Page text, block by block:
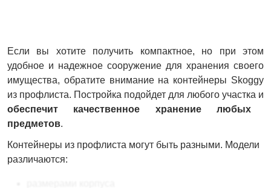
Если вы хотите получить компактное, но при этом
удобное и надежное сооружение для хранения своего
имущества, обратите внимание на контейнеры Skoggy
из профлиста. Постройка подойдет для любого участка и
обеспечит качественное хранение любых
предметов.
Контейнеры из профлиста могут быть разными. Модели
различаются: